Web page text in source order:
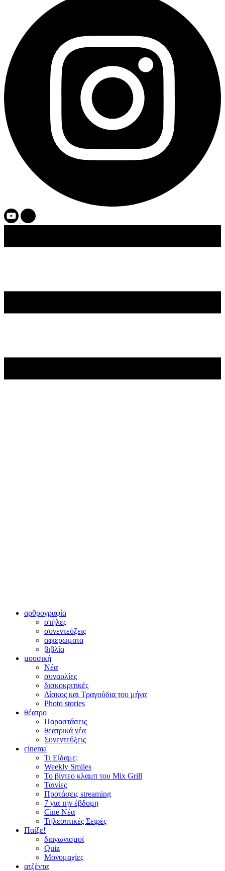
αρθρογραφία
στήλες
συνεντεύξεις
αφιερώματα
βιβλία
μουσική
Νέα
συναυλίες
δισκοκριτικές
Δίσκος και Τραγούδια του μήνα
Photo stories
θέατρο
Παραστάσεις
θεατρικά νέα
Συνεντεύξεις
cinema
Τι Είδαμε;
Weekly Smiles
Το βίντεο κλαμπ του Mix Grill
Ταινίες
Προτάσεις streaming
7 για την έβδομη
Cine Νέα
Τηλεοπτικές Σειρές
Παίξε!
διαγωνισμοί
Quiz
Μονομαχίες
ατζέντα